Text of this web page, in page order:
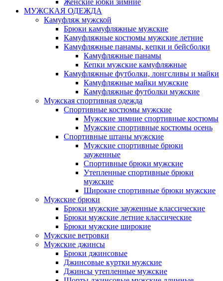
Женские юбки зимние
МУЖСКАЯ ОДЕЖДА
Камуфляж мужской
Брюки камуфляжные мужские
Камуфляжные костюмы мужские летние
Камуфляжные панамы, кепки и бейсболки
Камуфляжные панамы
Кепки мужские камуфляжные
Камуфляжные футболки, лонгсливы и майки
Камуфляжные майки мужские
Камуфляжные футболки мужские
Мужская спортивная одежда
Спортивные костюмы мужские
Мужские зимние спортивные костюмы
Мужские спортивные костюмы осень
Спортивные штаны мужские
Мужские спортивные брюки
зауженные
Спортивные брюки мужские
Утепленные спортивные брюки
мужские
Широкие спортивные брюки мужские
Мужские брюки
Брюки мужские зауженные классические
Брюки мужские летние классические
Брюки мужские широкие
Мужские ветровки
Мужские джинсы
Брюки джинсовые
Джинсовые куртки мужские
Джинсы утепленные мужские